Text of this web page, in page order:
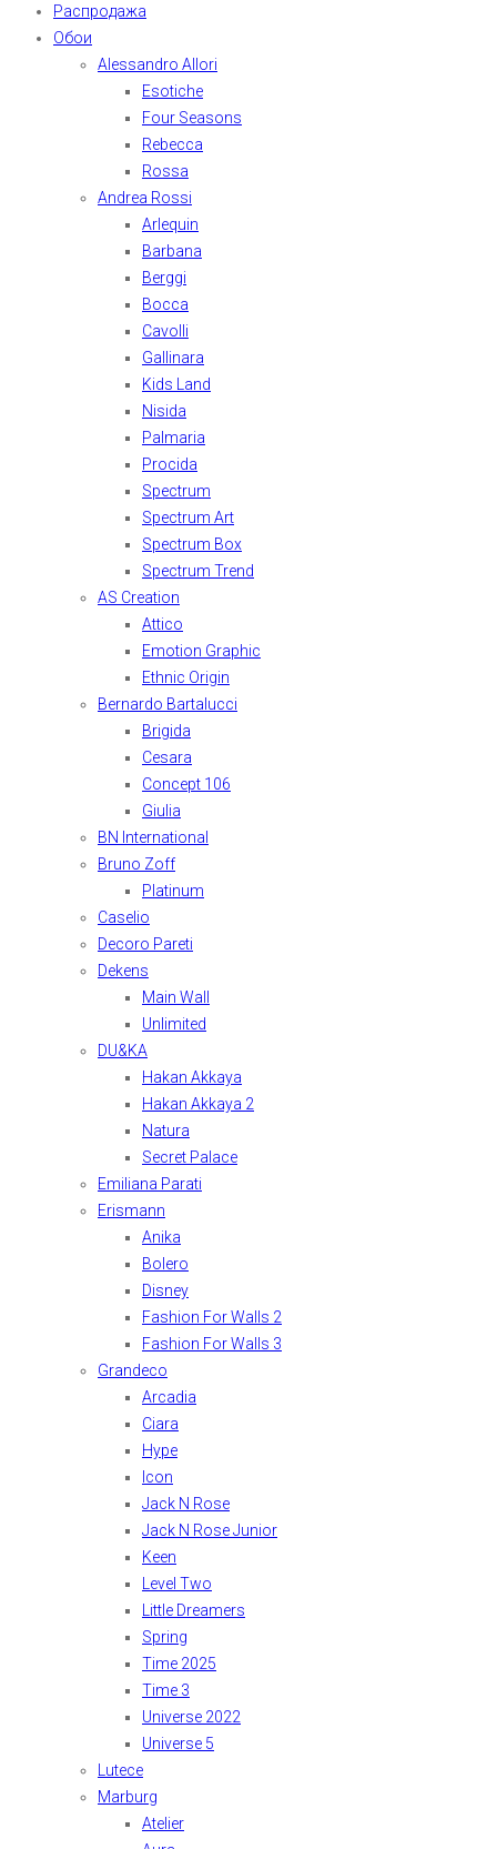
Распродажа
Обои
Alessandro Allori
Esotiche
Four Seasons
Rebecca
Rossa
Andrea Rossi
Arlequin
Barbana
Berggi
Bocca
Cavolli
Gallinara
Kids Land
Nisida
Palmaria
Procida
Spectrum
Spectrum Art
Spectrum Box
Spectrum Trend
AS Creation
Attico
Emotion Graphic
Ethnic Origin
Bernardo Bartalucci
Brigida
Cesara
Concept 106
Giulia
BN International
Bruno Zoff
Platinum
Caselio
Decoro Pareti
Dekens
Main Wall
Unlimited
DU&KA
Hakan Akkaya
Hakan Akkaya 2
Natura
Secret Palace
Emiliana Parati
Erismann
Anika
Bolero
Disney
Fashion For Walls 2
Fashion For Walls 3
Grandeco
Arcadia
Ciara
Hype
Icon
Jack N Rose
Jack N Rose Junior
Keen
Level Two
Little Dreamers
Spring
Time 2025
Time 3
Universe 2022
Universe 5
Lutece
Marburg
Atelier